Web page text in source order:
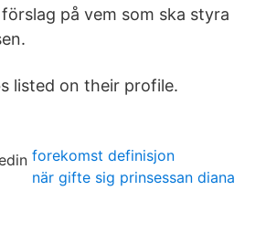
på vem som ska styra
listed on their profile.
forekomst definisjon
när gifte sig prinsessan diana